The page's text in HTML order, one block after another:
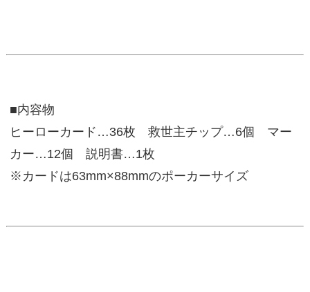
■内容物
ヒーローカード…36枚 救世主チップ…6個 マー
カー…12個 説明書…1枚
※カードは63mm×88mmのポーカーサイズ